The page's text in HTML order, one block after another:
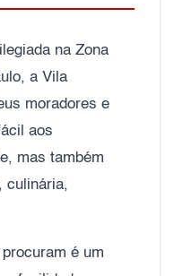
na Zona
a Vila
moradores e
aos
mas também
culinária,
é um